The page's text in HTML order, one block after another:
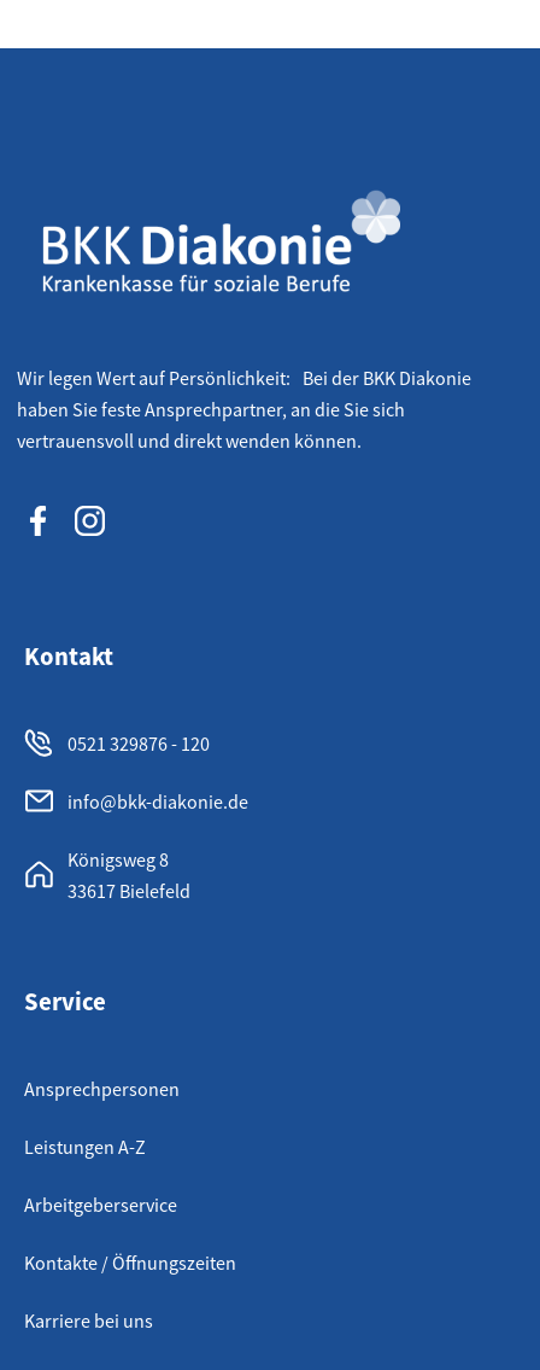
Wir legen Wert auf Persönlichkeit: Bei der BKK Diakonie
haben Sie feste Ansprechpartner, an die Sie sich
vertrauensvoll und direkt wenden können.
Kontakt
0521 329876 - 120
info@bkk-diakonie.de
Königsweg 8
33617 Bielefeld
Service
Ansprechpersonen
Leistungen A-Z
Arbeitgeberservice
Kontakte / Öffnungszeiten
Karriere bei uns